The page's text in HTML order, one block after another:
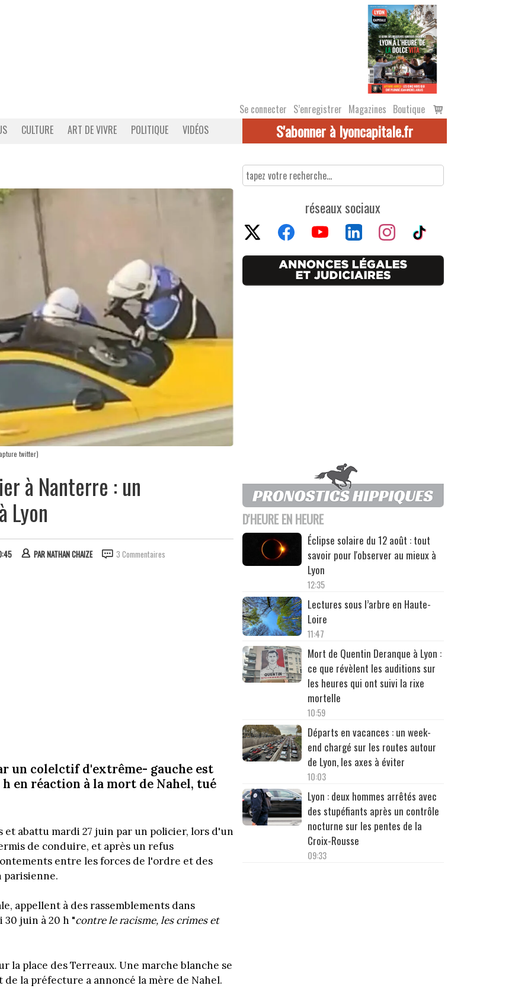
Se connecter S’enregistrer Magazines Boutique
Voir
le
CULTURE ART DE VIVRE POLITIQUE VIDÉOS S'abonner à lyoncapitale.fr
twitter)
à Nanterre : un
Lyon
PARNATHAN CHAIZE 3 Commentaires
un colelctif d'extrême- gauche est
en réaction à la mort de Nahel, tué
et abattu mardi 27 juin par un policier, lors d'un
de conduire, et après un refus
entre les forces de l'ordre et des
parisienne.
appellent à des rassemblements dans
juin à 20 h "contre le racisme, les crimes et
la place des Terreaux. Une marche blanche se
la préfecture a annoncé la mère de Nahel.
réseaux sociaux
D'HEURE EN HEURE
Éclipse solaire du 12 août : tout
savoir pour l'observer au mieux à
Lyon
12:35
Lectures sous l’arbre en Haute-
Loire
11:47
Mort de Quentin Deranque à Lyon :
ce que révèlent les auditions sur
les heures qui ont suivi la rixe
mortelle
10:59
Départs en vacances : un week-
end chargé sur les routes autour
de Lyon, les axes à éviter
10:03
Lyon : deux hommes arrêtés avec
des stupéfiants après un contrôle
nocturne sur les pentes de la
Croix-Rousse
09:33